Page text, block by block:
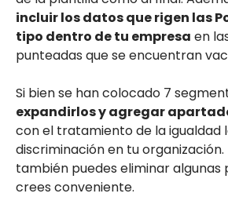
incluir los datos que rigen las
tipo dentro de tu empresa en
punteadas que se encuentran
Si bien se han colocado 7
expandirlos y agregar
con el tratamiento de la igualdad
discriminación en tu organización.
también puedes eliminar algunas
crees conveniente.